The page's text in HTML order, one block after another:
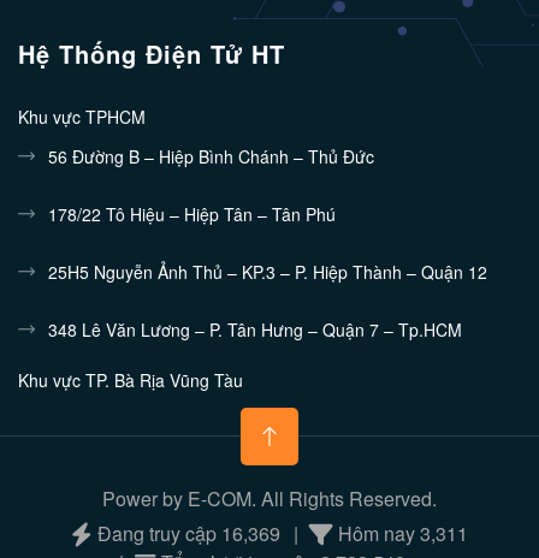
Hệ Thống Điện Tử HT
Khu vực TPHCM
56 Đường B – Hiệp Bình Chánh – Thủ Đức
178/22 Tô Hiệu – Hiệp Tân – Tân Phú
25H5 Nguyễn Ảnh Thủ – KP.3 – P. Hiệp Thành – Quận 12
348 Lê Văn Lương – P. Tân Hưng – Quận 7 – Tp.HCM
Khu vực TP. Bà Rịa Vũng Tàu
132/10 Nguyễn Tri Phương - Phường 7 - TP.Vũng Tàu
448/15 Đường 30/4 Chánh Nghĩa – TDM – Bình Dương
Power by E-COM. All Rights Reserved.
Đang truy cập 16,369 Hôm nay3,311